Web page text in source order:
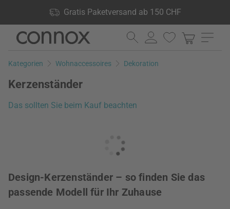
Gratis Paketversand ab 150 CHF
Produkte lagernd, 60 Tage Rückgaberecht
Direkt
Seiteninhalt
Direkt
Suchfeld
Kategorien Wohnaccessoires Dekoration
Kerzenständer
Das sollten Sie beim Kauf beachten
Design-Kerzenständer – so finden Sie das
passende Modell für Ihr Zuhause